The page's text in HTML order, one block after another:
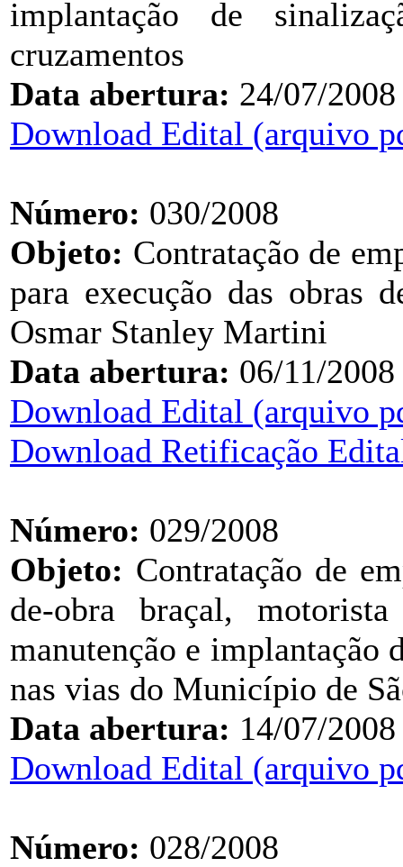
implantação de
cruzamentos
Data abertura: 24/07/2008
Download Edital (arquivo
Número: 030/2008
Objeto: Contratação de
para execução das obras
Osmar Stanley Martini
Data abertura: 06/11/2008
Download Edital (arquivo
Download Retificação
Número: 029/2008
Objeto: Contratação de
de-obra braçal,
manutenção e implantação
nas vias do Município de
Data abertura: 14/07/2008
Download Edital (arquivo
Número: 028/2008